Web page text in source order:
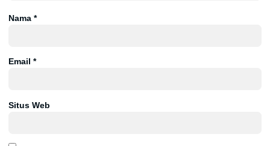
Nama *
Email *
Situs Web